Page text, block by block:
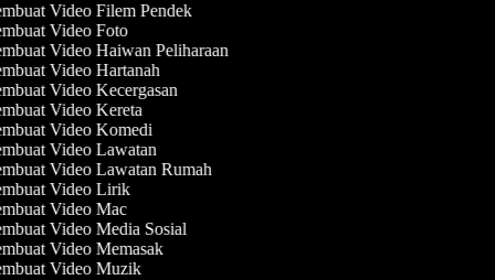
Video Filem Pendek
Video Foto
Video Haiwan Peliharaan
Video Hartanah
Video Kecergasan
Video Kereta
Video Komedi
Video Lawatan
Video Lawatan Rumah
Video Lirik
Video Mac
Video Media Sosial
Video Memasak
Video Muzik